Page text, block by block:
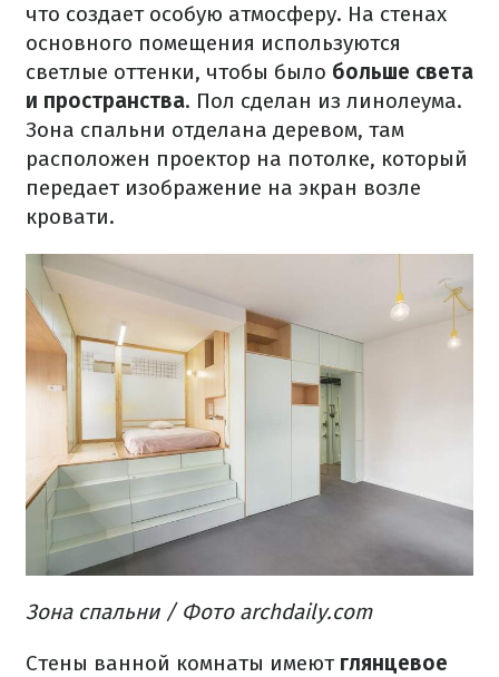
что создает особую атмосферу. На стенах
основного помещения используются
светлые оттенки, чтобы было больше света
и пространства. Пол сделан из линолеума.
Зона спальни отделана деревом, там
расположен проектор на потолке, который
передает изображение на экран возле
кровати.
Зона спальни / Фото archdaily.com
Стены ванной комнаты имеют глянцевое